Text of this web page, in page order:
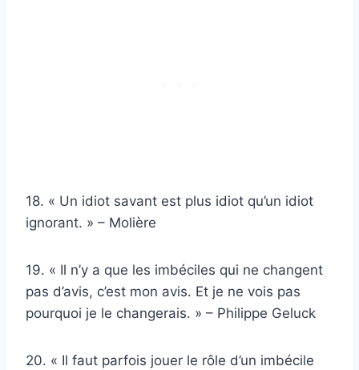
18. « Un idiot savant est plus idiot qu’un idiot
ignorant. » – Molière
19. « Il n’y a que les imbéciles qui ne changent
pas d’avis, c’est mon avis. Et je ne vois pas
pourquoi je le changerais. » – Philippe Geluck
20. « Il faut parfois jouer le rôle d’un imbécile